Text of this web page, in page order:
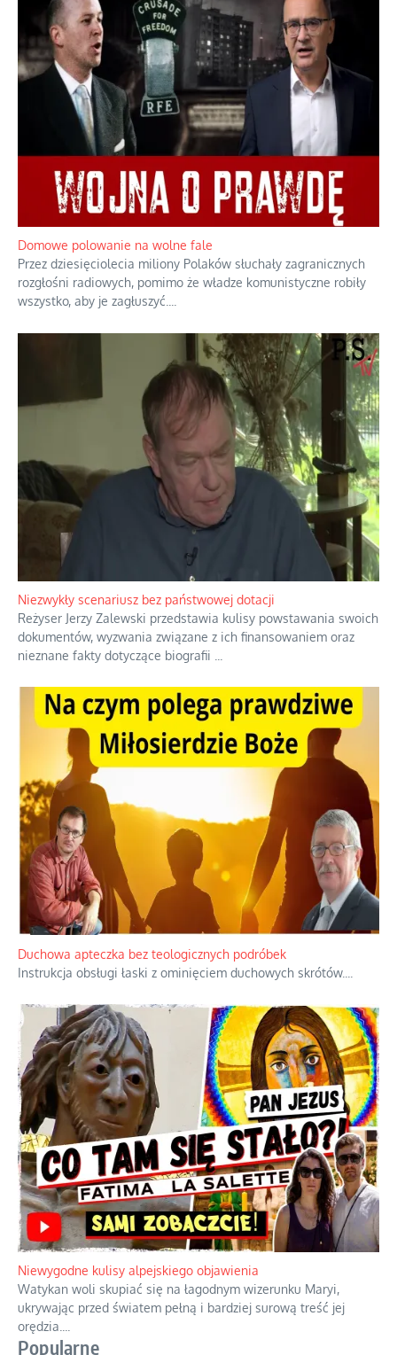
Domowe polowanie na wolne fale
Przez dziesięciolecia miliony Polaków słuchały zagranicznych
rozgłośni radiowych, pomimo że władze komunistyczne robiły
wszystko, aby je zagłuszyć.
Niezwykły scenariusz bez państwowej dotacji
Reżyser Jerzy Zalewski przedstawia kulisy powstawania swoich
dokumentów, wyzwania związane z ich finansowaniem oraz
nieznane fakty dotyczące biografii
Duchowa apteczka bez teologicznych podróbek
Instrukcja obsługi łaski z ominięciem duchowych skrótów.
Niewygodne kulisy alpejskiego objawienia
Watykan woli skupiać się na łagodnym wizerunku Maryi,
ukrywając przed światem pełną i bardziej surową treść jej
orędzia.
Popularne